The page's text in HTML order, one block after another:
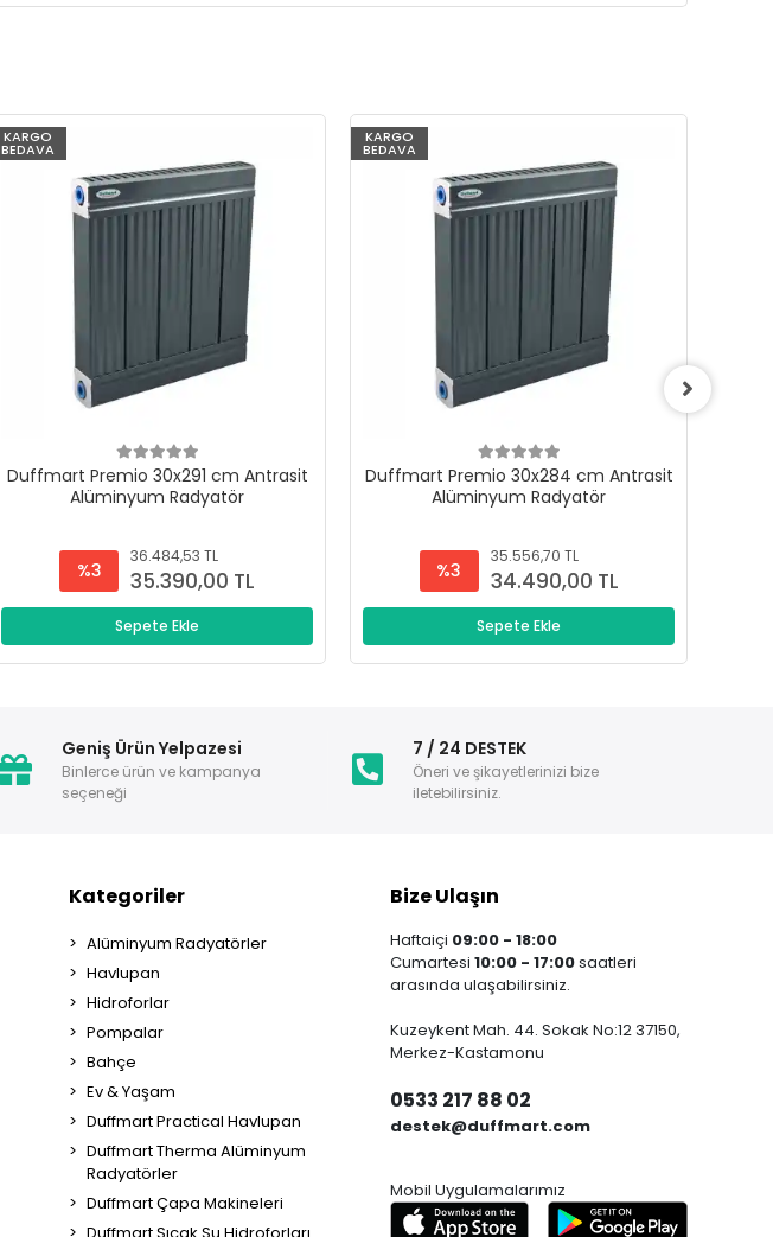
KARGO
BEDAVA
Duffmart Premio 30x291 cm Antrasit
Alüminyum Radyatör
%3
36.484,53 TL
35.390,00 TL
Sepete Ekle
KARGO
BEDAVA
Duffmart Premio 30x284 cm Antrasit
Alüminyum Radyatör
%3
35.556,70 TL
34.490,00 TL
Sepete Ekle
Geniş Ürün Yelpazesi
Binlerce ürün ve kampanya
seçeneği
7 / 24 DESTEK
Öneri ve şikayetlerinizi bize
iletebilirsiniz.
Kategoriler
Alüminyum Radyatörler
Havlupan
Hidroforlar
Pompalar
Bahçe
Ev & Yaşam
Duffmart Practical Havlupan
Duffmart Therma Alüminyum
Radyatörler
Duffmart Çapa Makineleri
Bize Ulaşın
Haftaiçi 09:00 - 18:00
Cumartesi 10:00 - 17:00saatleri
arasında ulaşabilirsiniz.
Kuzeykent Mah. 44. Sokak No:12 37150,
Merkez-Kastamonu
0533 217 88 02
destek@duffmart.com
Mobil Uygulamalarımız